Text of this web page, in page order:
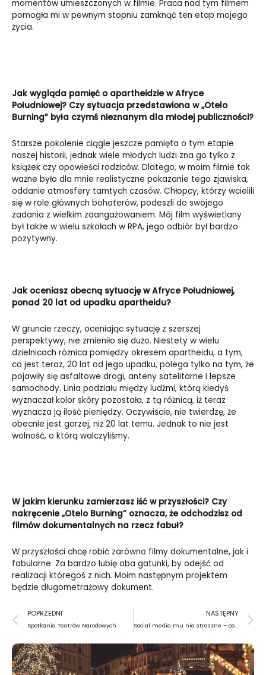
momentów umieszczonych w filmie. Praca nad tym filmem
pomogła mi w pewnym stopniu zamknąć ten etap mojego
życia.
Jak wygląda pamięć o apartheidzie w Afryce
Południowej? Czy sytuacja przedstawiona w „Otelo
Burning” była czymś nieznanym dla młodej publiczności?
Starsze pokolenie ciągle jeszcze pamięta o tym etapie
naszej historii, jednak wiele młodych ludzi zna go tylko z
książek czy opowieści rodziców. Dlatego, w moim filmie tak
ważne było dla mnie realistyczne pokazanie tego zjawiska,
oddanie atmosfery tamtych czasów. Chłopcy, którzy wcielili
się w role głównych bohaterów, podeszli do swojego
zadania z wielkim zaangażowaniem. Mój film wyświetlany
był także w wielu szkołach w RPA, jego odbiór był bardzo
pozytywny.
Jak oceniasz obecną sytuację w Afryce Południowej,
ponad 20 lat od upadku apartheidu?
W gruncie rzeczy, oceniając sytuację z szerszej
perspektywy, nie zmieniło się dużo. Niestety w wielu
dzielnicach różnica pomiędzy okresem apartheidu, a tym,
co jest teraz, 20 lat od jego upadku, polega tylko na tym, że
pojawiły się asfaltowe drogi, anteny satelitarne i lepsze
samochody. Linia podziału między ludźmi, którą kiedyś
wyznaczał kolor skóry pozostała, z tą różnicą, iż teraz
wyznacza ją ilość pieniędzy. Oczywiście, nie twierdzę, że
obecnie jest gorzej, niż 20 lat temu. Jednak to nie jest
wolność, o którą walczyliśmy.
W jakim kierunku zamierzasz iść w przyszłości? Czy
nakręcenie „Otelo Burning” oznacza, że odchodzisz od
filmów dokumentalnych na rzecz fabuł?
W przyszłości chcę robić zarówno filmy dokumentalne, jak i
fabularne. Za bardzo lubię oba gatunki, by odejść od
realizacji któregoś z nich. Moim następnym projektem
będzie długometrażowy dokument.
Prev
POPRZEDNI
Spotkania Teatrów Narodowych
NASTĘPNY
Social media mu nie straszne – content designer